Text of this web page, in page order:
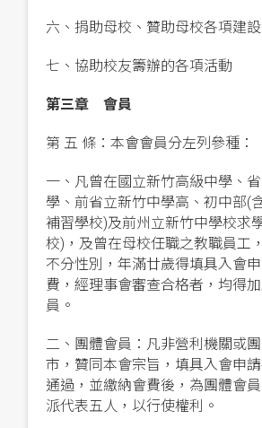
六、捐助母校、贊助母校各項建設
七、協助校友籌辦的各項活動
第三章 會員
第 五 條：本會會員分左列參種：
一、凡曾在國立新竹高級中學、
學、前省立新竹中學高、初中部(
補習學校)及前州立新竹中學校求
校)，及曾在母校任職之教職員工
不分性別，年滿廿歲得填具入會
費，經理事會審查合格者，均得
員。
二、團體會員：凡非營利機關或
市，贊同本會宗旨，填具入會申
通過，並繳納會費後，為團體會
派代表五人，以行使權利。